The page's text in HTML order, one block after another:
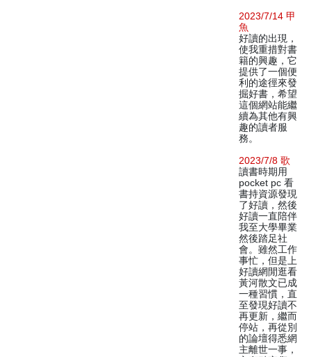
2023/7/14 甲
魚
好讀的出現，
使我重措對書
籍的興趣，它
提供了一個便
利的途徑來發
掘好書，希望
這個網站能繼
續為其他有興
趣的讀者服
務。
2023/7/8 歌
讀書時期用
pocket pc 看
書持資源發現
了好讀，然後
好讀一直陪伴
我至大學畢業
然後踏足社
會。雖然工作
事忙，但是上
好讀網閒逛看
黃河散文已成
一種習慣，直
至發現好讀不
再更新，繼而
停站，再從別
的論壇得悉網
主離世一事，